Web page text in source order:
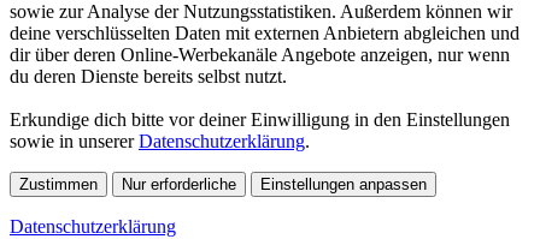
sowie zur Analyse der Nutzungsstatistiken. Außerdem können wir
deine verschlüsselten Daten mit externen Anbietern abgleichen und
dir über deren Online-Werbekanäle Angebote anzeigen, nur wenn
du deren Dienste bereits selbst nutzt.
Erkundige dich bitte vor deiner Einwilligung in den Einstellungen
sowie in unsererDatenschutzerklärung.
Zustimmen Nur erforderliche Einstellungen anpassen
Datenschutzerklärung